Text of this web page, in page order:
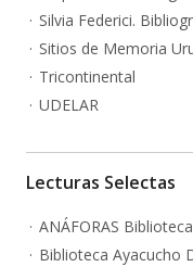
Silvia Federici.
Sitios de Memoria
Tricontinental
UDELAR
Lecturas Selectas
ANÁFORAS
Biblioteca Ayacucho